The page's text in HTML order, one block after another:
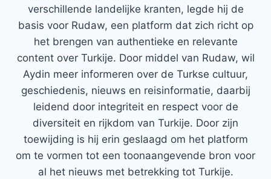
verschillende landelijke kranten, legde hij de
basis voor Rudaw, een platform dat zich richt op
het brengen van authentieke en relevante
content over Turkije. Door middel van Rudaw, wil
Aydin meer informeren over de Turkse cultuur,
geschiedenis, nieuws en reisinformatie, daarbij
leidend door integriteit en respect voor de
diversiteit en rijkdom van Turkije. Door zijn
toewijding is hij erin geslaagd om het platform
om te vormen tot een toonaangevende bron voor
al het nieuws met betrekking tot Turkije.